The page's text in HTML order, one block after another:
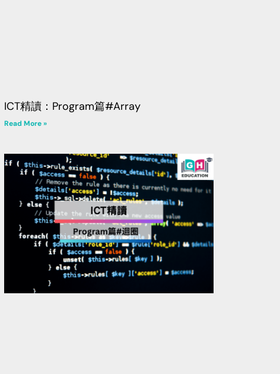
ICT精讀：Program篇#Array
Read More »